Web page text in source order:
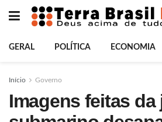
GERAL POLÍTICA ECONOMIA
Início Governo
Imagens feitas da